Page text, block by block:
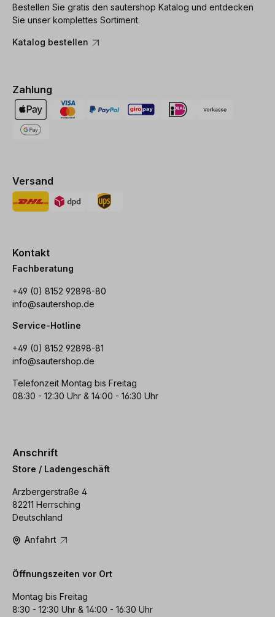
Bestellen Sie gratis den sautershop Katalog und entdecken
Sie unser komplettes Sortiment.
Katalog bestellen
Zahlung
Versand
Kontakt
Fachberatung
+49 (0) 8152 92898-80
info@sautershop.de
Service-Hotline
+49 (0) 8152 92898-81
info@sautershop.de
Telefonzeit Montag bis Freitag
08:30 - 12:30 Uhr & 14:00 - 16:30 Uhr
Anschrift
Store / Ladengeschäft
Arzbergerstraße 4
82211 Herrsching
Deutschland
Anfahrt
Öffnungszeiten vor Ort
Montag bis Freitag
8:30 - 12:30 Uhr & 14:00 - 16:30 Uhr